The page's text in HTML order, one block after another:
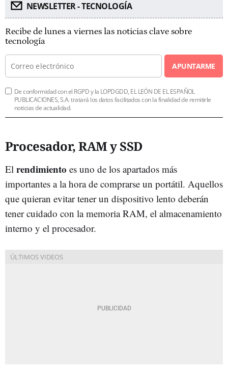
NEWSLETTER - TECNOLOGÍA
Recibe de lunes a viernes las noticias clave sobre
tecnología
APUNTARME
De conformidad con el RGPD y la LOPDGDD, EL LEÓN DE EL ESPAÑOL
PUBLICACIONES, S.A. tratará los datos facilitados con la finalidad de remitirle
noticias de actualidad.
Procesador, RAM y SSD
El rendimiento es uno de los apartados más
importantes a la hora de comprarse un portátil. Aquellos
que quieran evitar tener un dispositivo lento deberán
tener cuidado con la memoria RAM, el almacenamiento
interno y el procesador.